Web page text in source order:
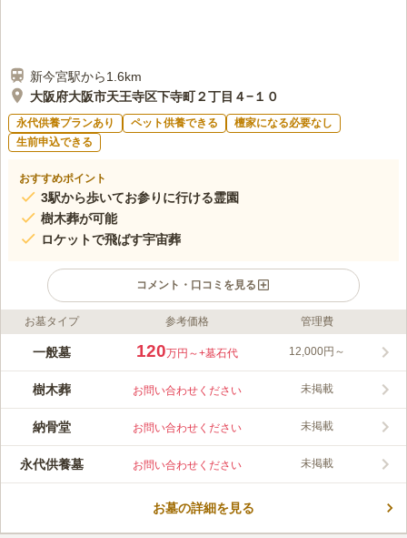
新今宮駅から1.6km
大阪府大阪市天王寺区下寺町２丁目４−１０
永代供養プランあり ペット供養できる
檀家になる必要なし
生前申込できる
おすすめポイント
3駅から歩いてお参りに行ける霊園
樹木葬が可能
ロケットで飛ばす宇宙葬
コメント・口コミを見る
ライフドット編集部のコメント
親しみやすいデザインの引き戸を抜けると、穏やかに墓参できる
寺七名水の1つである清水湧出湖があり、古くから茶人に愛され
てきました。 長い歴史をもった落ち着いた雰囲気の寺が管理す
のひとつにも数えられた「金龍清水」が湧き出ています。区画は
一般墓所です。永代供養墓や納骨堂があり、後継ぎのいない方や
家族に負担をかけたくない方におすすめです。ペットと一緒に入
れる区画があります。大事なペットと一緒に眠りたいと考えてい
る方は一度足を運んでみてはいかがでしょうか。
みんなの評価
4.0
お墓タイプ 参考価格 管理費
一般墓 120万円～+墓石代 12,000円～
樹木葬 お問い合わせください 未掲載
納骨堂 お問い合わせください 未掲載
永代供養墓 お問い合わせください 未掲載
お墓の詳細を見る